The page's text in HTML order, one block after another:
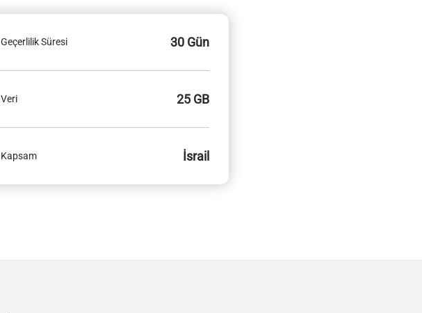
Geçerlilik Süresi 30 Gün
Veri 25 GB
Kapsam İsrail